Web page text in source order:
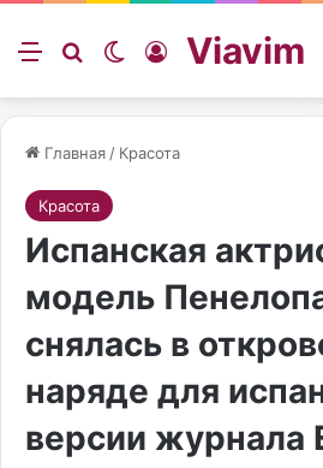
Меню ИскатьSwitch skin
Войти
Viavim
Главная / Красота
Красота
Испанская
модель
снялась в
наряде для
версии журнала